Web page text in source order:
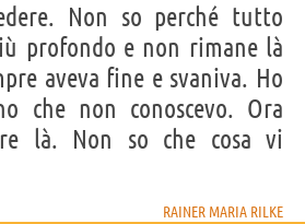
Non so perché tutto
profondo e non rimane là
aveva fine e svaniva. Ho
che non conoscevo. Ora
là. Non so che cosa vi
RAINER MARIA RILKE